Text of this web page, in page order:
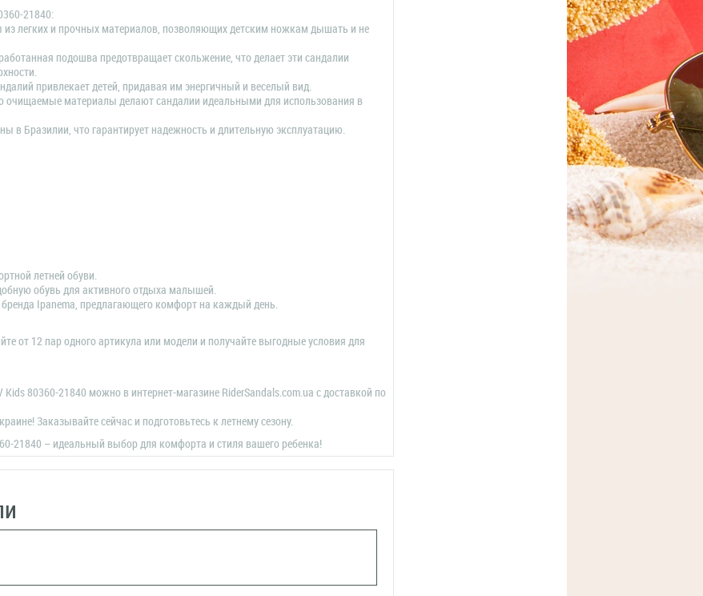
21840:
из легких и прочных материалов, позволяющих детским ножкам дышать и не
подошва предотвращает скольжение, что делает эти сандалии
привлекает детей, придавая им энергичный и веселый вид.
очищаемые материалы делают сандалии идеальными для использования в
в Бразилии, что гарантирует надежность и длительную эксплуатацию.
летней обуви.
обувь для активного отдыха малышей.
Ipanema, предлагающего комфорт на каждый день.
от 12 пар одного артикула или модели и получайте выгодные условия для
Kids 80360-21840 можно в интернет-магазине RiderSandals.com.ua с доставкой по
Заказывайте сейчас и подготовьтесь к летнему сезону.
21840 – идеальный выбор для комфорта и стиля вашего ребенка!